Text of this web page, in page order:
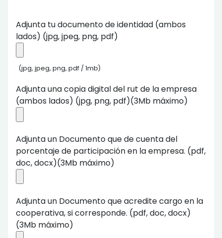
Adjunta tu documento de identidad (ambos
lados) (jpg, jpeg, png, pdf)
(jpg, jpeg, png, pdf / 1mb)
Adjunta una copia digital del rut de la empresa
(ambos lados) (jpg, png, pdf)(3Mb máximo)
Adjunta un Documento que de cuenta del
porcentaje de participación en la empresa. (pdf,
doc, docx)(3Mb máximo)
Adjunta un Documento que acredite cargo en la
cooperativa, si corresponde. (pdf, doc, docx)
(3Mb máximo)